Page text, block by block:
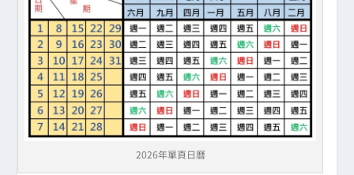
2026年單頁日曆